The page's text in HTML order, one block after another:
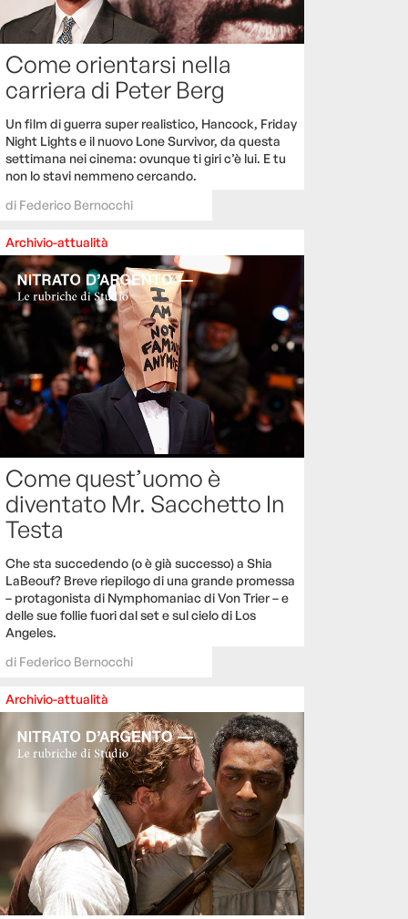
Come orientarsi nella
carriera di Peter Berg
Un film di guerra super realistico, Hancock, Friday
Night Lights e il nuovo Lone Survivor, da questa
settimana nei cinema: ovunque ti giri c’è lui. E tu
non lo stavi nemmeno cercando.
di Federico Bernocchi
Archivio-attualità
Come quest’uomo è
diventato Mr. Sacchetto In
Testa
Che sta succedendo (o è già successo) a Shia
LaBeouf? Breve riepilogo di una grande promessa
– protagonista di Nymphomaniac di Von Trier – e
delle sue follie fuori dal set e sul cielo di Los
Angeles.
di Federico Bernocchi
Archivio-attualità